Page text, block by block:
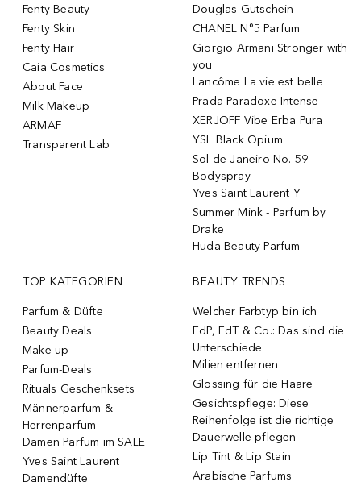
Fenty Beauty
Fenty Skin
Fenty Hair
Caia Cosmetics
About Face
Milk Makeup
ARMAF
Transparent Lab
Douglas Gutschein
CHANEL N°5 Parfum
Giorgio Armani Stronger with
you
Lancôme La vie est belle
Prada Paradoxe Intense
XERJOFF Vibe Erba Pura
YSL Black Opium
Sol de Janeiro No. 59
Bodyspray
Yves Saint Laurent Y
Summer Mink - Parfum by
Drake
Huda Beauty Parfum
TOP KATEGORIEN
Parfum & Düfte
Beauty Deals
Make-up
Parfum-Deals
Rituals Geschenksets
Männerparfum &
Herrenparfum
Damen Parfum im SALE
Yves Saint Laurent
Damendüfte
BEAUTY TRENDS
Welcher Farbtyp bin ich
EdP, EdT & Co.: Das sind die
Unterschiede
Milien entfernen
Glossing für die Haare
Gesichtspflege: Diese
Reihenfolge ist die richtige
Dauerwelle pflegen
Lip Tint & Lip Stain
Arabische Parfums